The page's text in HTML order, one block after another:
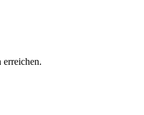
erreichen.